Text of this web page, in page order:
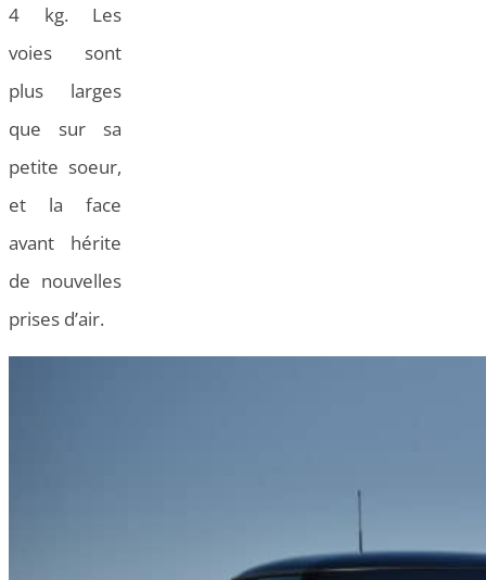
4 kg. Les
voies sont
plus larges
que sur sa
petite soeur,
et la face
avant hérite
de nouvelles
prises d’air.